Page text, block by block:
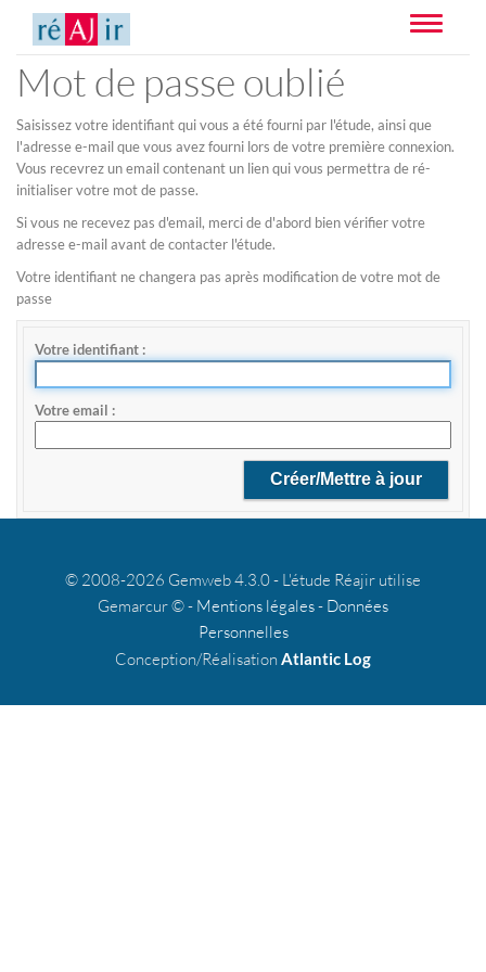
Toggle
Mot de passe oublié
Saisissez votre identifiant qui vous a été fourni par l'étude, ainsi que
l'adresse e-mail que vous avez fourni lors de votre première connexion.
Vous recevrez un email contenant un lien qui vous permettra de ré-
initialiser votre mot de passe.
Si vous ne recevez pas d'email, merci de d'abord bien vérifier votre
adresse e-mail avant de contacter l'étude.
Votre identifiant ne changera pas après modification de votre mot de
passe
Votre identifiant
Votre email
© 2008-2026 Gemweb 4.3.0 - L'étude Réajir utilise
Gemarcur © - Mentions légales- Données
Personnelles
Conception/Réalisation Atlantic Log